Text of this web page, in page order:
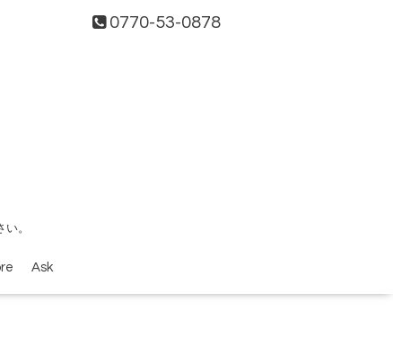
0770-53-0878
。
Ask